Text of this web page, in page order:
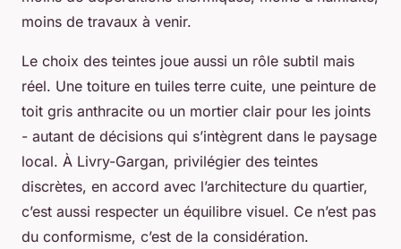
moins de travaux à venir.
Le choix des teintes joue aussi un rôle subtil mais
réel. Une toiture en tuiles terre cuite, une peinture de
toit gris anthracite ou un mortier clair pour les joints
- autant de décisions qui s’intègrent dans le paysage
local. À Livry-Gargan, privilégier des teintes
discrètes, en accord avec l’architecture du quartier,
c’est aussi respecter un équilibre visuel. Ce n’est pas
du conformisme, c’est de la considération.